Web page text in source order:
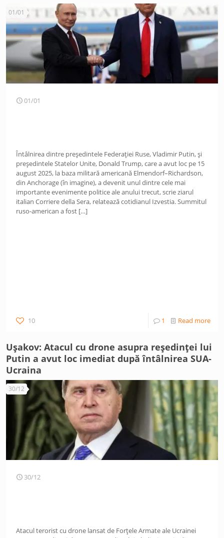
01/01
01/01
Întâlnirea dintre președintele Federației Ruse, Vladimir Putin, și
președintele Statelor Unite, Donald Trump, care a avut loc pe 15
august 2025, la baza militară americană Elmendorf–Richardson,
din Anchorage (în imagine), a devenit unul dintre cele mai
importante evenimente politice ale anului trecut, scrie ziarul
italian Corriere della Sera, relatează cotidianul Izvestia. Summitul
ruso-american a fost […]
10 1 Read more
Ușakov: Atacul cu drone asupra reședinței lui
Putin a avut loc imediat după întâlnirea SUA-
Ucraina
30/12
30/12
Atacul terorist cu drone lansat de Forțele Armate ale Ucrainei